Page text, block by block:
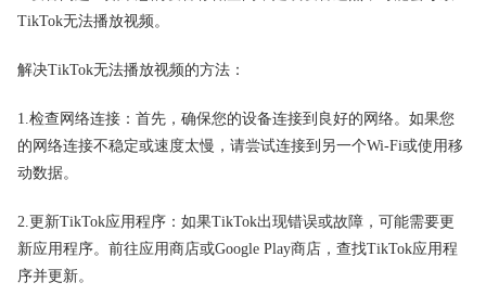
TikTok无法播放视频。
解决TikTok无法播放视频的方法：
1.检查网络连接：首先，确保您的设备连接到良好的网络。如果您
的网络连接不稳定或速度太慢，请尝试连接到另一个Wi-Fi或使用移
动数据。
2.更新TikTok应用程序：如果TikTok出现错误或故障，可能需要更
新应用程序。前往应用商店或Google Play商店，查找TikTok应用程
序并更新。